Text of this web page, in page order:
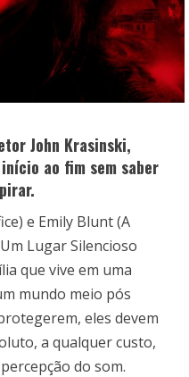
John Krasinski,
ao fim sem saber
e Emily Blunt (A
Lugar Silencioso
que vive em uma
mundo meio pós
eles devem
a qualquer custo,
do som.